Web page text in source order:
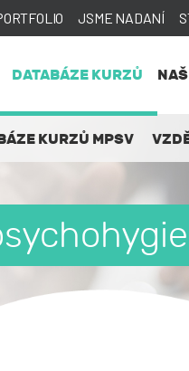
JSME NADANÍ
DATABÁZE KURZŮ
KURZŮ MPSV